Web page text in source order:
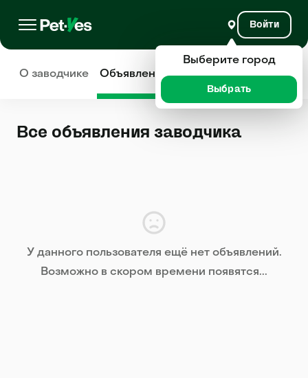
Войти
О заводчике Объявления Отзывы
Все объявления заводчика
У данного пользователя ещё нет объявлений.
Возможно в скором времени появятся...
Выберите город
Выбрать